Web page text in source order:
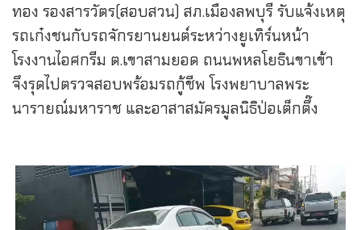
ทอง รองสารวัตร(สอบสวน) สภ.เมืองลพบุรี รับแจ้งเหตุ
รถเก๋งชนกับรถจักรยานยนต์ระหว่างยูเทิร์นหน้า
โรงงานไอศกรีม ต.เขาสามยอด ถนนพหลโยธินขาเข้า
จึงรุดไปตรวจสอบพร้อมรถกู้ชีพ โรงพยาบาลพระ
นารายณ์มหาราช และอาสาสมัครมูลนิธิป่อเต็กตึ๊ง